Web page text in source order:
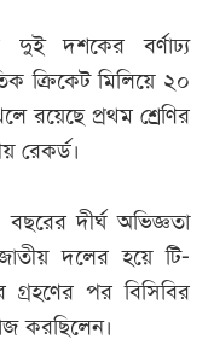
দশকের বর্ণাঢ্য
ক্রিকেট মিলিয়ে ২০
রয়েছে প্রথম শ্রেণির
রেকর্ড।
দীর্ঘ অভিজ্ঞতা
দলের হয়ে টি-
পর বিসিবির
করছিলেন।